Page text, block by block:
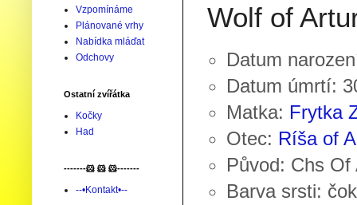
Wolf of
Datum
Datum úmrtí:
Matka: Frytka
Otec: Ríša of
Původ: Chs Of
Barva srsti:
Vzpomínáme
Plánované vrhy
Nabídka mláďat
Odchovy
Ostatní zvířátka
Kočky
Had
-------🐹 🐹 🐹-------
--•Kontakt•--